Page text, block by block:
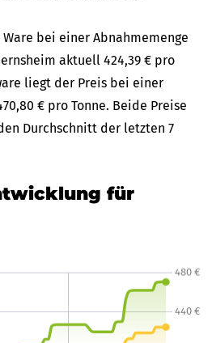
bei einer Abnahmemenge
aktuell 424,39 € pro
liegt der Preis bei einer
€ pro Tonne. Beide Preise
Durchschnitt der letzten 7
für